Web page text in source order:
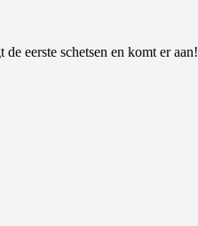
eerste schetsen en komt er aan!